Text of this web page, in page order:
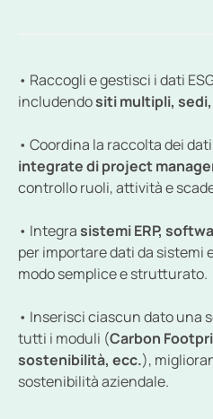
• Raccogli e gestisci i dati
includendo siti multipli,
• Coordina la raccolta dei
integrate di project
controllo ruoli, attività e
• Integra sistemi ERP,
per importare dati da sistemi
modo semplice e strutturato.
• Inserisci ciascun dato una
tutti i moduli (Carbon
sostenibilità, ecc.),
sostenibilità aziendale.